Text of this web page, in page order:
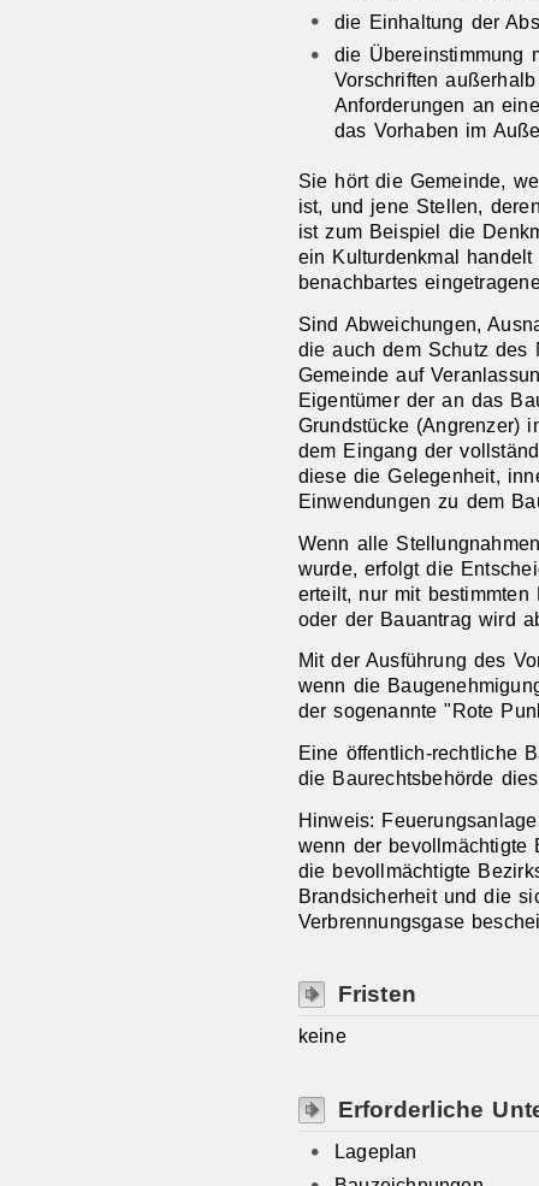
die Einhaltung der
die Übereinstimmung
Vorschriften
Anforderungen an
das Vorhaben im
Sie hört die Gemeinde,
ist, und jene Stellen,
ist zum Beispiel die
ein Kulturdenkmal
benachbartes
Sind Abweichungen,
die auch dem Schutz des
Gemeinde auf
Eigentümer der an das
Grundstücke (Angrenzer)
dem Eingang der
diese die Gelegenheit,
Einwendungen zu dem
Wenn alle
wurde, erfolgt die
erteilt, nur mit
oder der Bauantrag wird
Mit der Ausführung des
wenn die
der sogenannte "Rote
Eine öffentlich-rechtliche
die Baurechtsbehörde
Hinweis:
wenn der bevollmächtigte
die bevollmächtigte
Brandsicherheit und die
Verbrennungsgase
Fristen
keine
Erforderliche
Lageplan